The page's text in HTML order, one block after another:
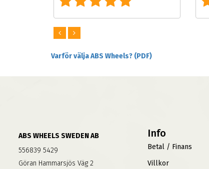
Varför välja ABS Wheels? (PDF)
ABS WHEELS SWEDEN AB
556839 5429
Göran Hammarsjös Väg 2
Info
Betal / Finans
Villkor